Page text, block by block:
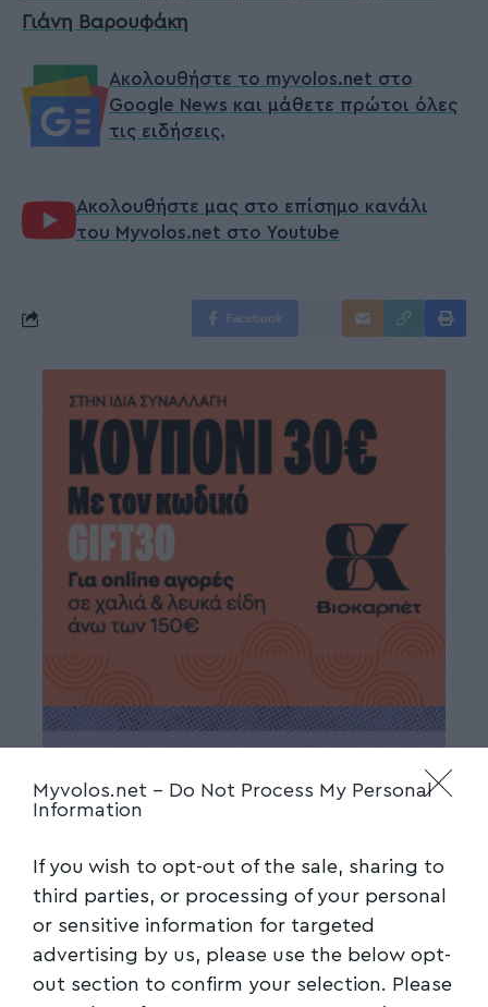
Myvolos.net - Do Not Process My Personal
Information
If you wish to opt-out of the sale, sharing to
third parties, or processing of your personal
or sensitive information for targeted
advertising by us, please use the below opt-
out section to confirm your selection. Please
Γιάνη Βαρουφάκη
Ακολουθήστε το myvolos.net στο
Google News και μάθετε πρώτοι όλες
τις ειδήσεις.
Ακολουθήστε μας στο επίσημο κανάλι
του Myvolos.net στο Youtube
Facebook